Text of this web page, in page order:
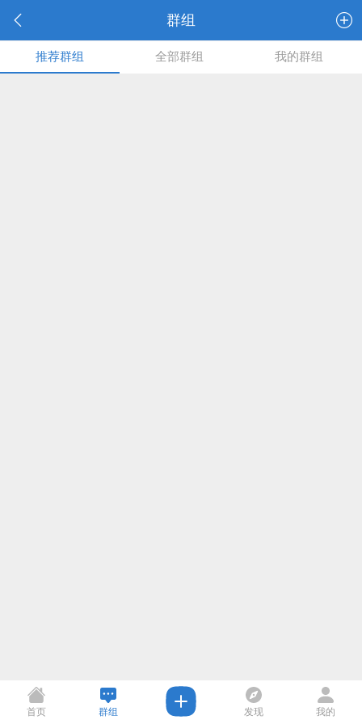
群组
推荐群组 全部群组 我的群组
首页 群组 发现 我的